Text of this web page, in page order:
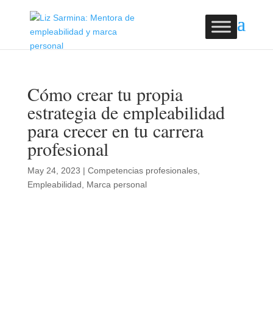
Cómo crear tu propia
estrategia de empleabilidad
para crecer en tu carrera
profesional
May 24, 2023 | Competencias profesionales,
Empleabilidad
Marca personal